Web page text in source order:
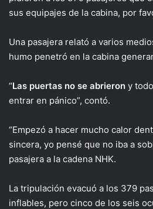
sus equipajes de la cabina, por
Una pasajera relató a varios
humo penetró en la cabina
“Las puertas no se abrieron y
entrar en pánico”, contó.
“Empezó a hacer mucho calor
sincera, yo pensé que no iba a
pasajera a la cadena NHK.
La tripulación evacuó a los 379
inflables, pero cinco de los seis